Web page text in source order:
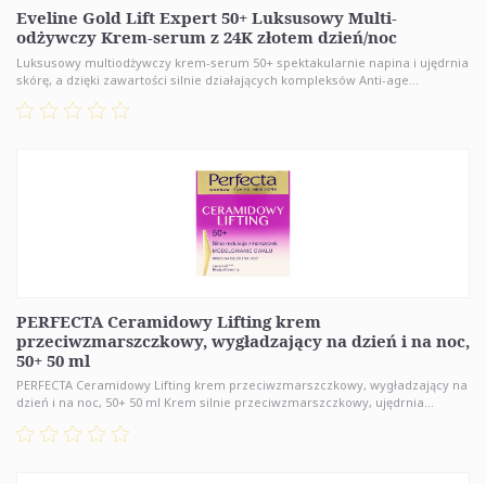
Eveline Gold Lift Expert 50+ Luksusowy Multi-
odżywczy Krem-serum z 24K złotem dzień/noc
Luksusowy multiodżywczy krem-serum 50+ spektakularnie napina i ujędrnia
skórę, a dzięki zawartości silnie działających kompleksów Anti-age...
PERFECTA Ceramidowy Lifting krem
przeciwzmarszczkowy, wygładzający na dzień i na noc,
50+ 50 ml
PERFECTA Ceramidowy Lifting krem przeciwzmarszczkowy, wygładzający na
dzień i na noc, 50+ 50 ml Krem silnie przeciwzmarszczkowy, ujędrnia...